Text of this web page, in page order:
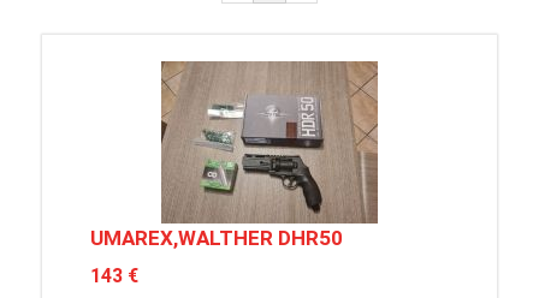
UMAREX,WALTHER DHR50
143 €